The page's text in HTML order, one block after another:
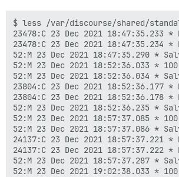
$ less /var/discourse/shared/
23478:C 23 Dec 2021 18:47:35.233 *
23478:C 23 Dec 2021 18:47:35.234 *
52:M 23 Dec 2021 18:47:35.290 *
52:M 23 Dec 2021 18:52:36.033 *
52:M 23 Dec 2021 18:52:36.034 *
23804:C 23 Dec 2021 18:52:36.177 *
23804:C 23 Dec 2021 18:52:36.178 *
52:M 23 Dec 2021 18:52:36.235 *
52:M 23 Dec 2021 18:57:37.085 *
52:M 23 Dec 2021 18:57:37.086 *
24137:C 23 Dec 2021 18:57:37.221 *
24137:C 23 Dec 2021 18:57:37.222 *
52:M 23 Dec 2021 18:57:37.287 *
52:M 23 Dec 2021 19:02:38.033 *